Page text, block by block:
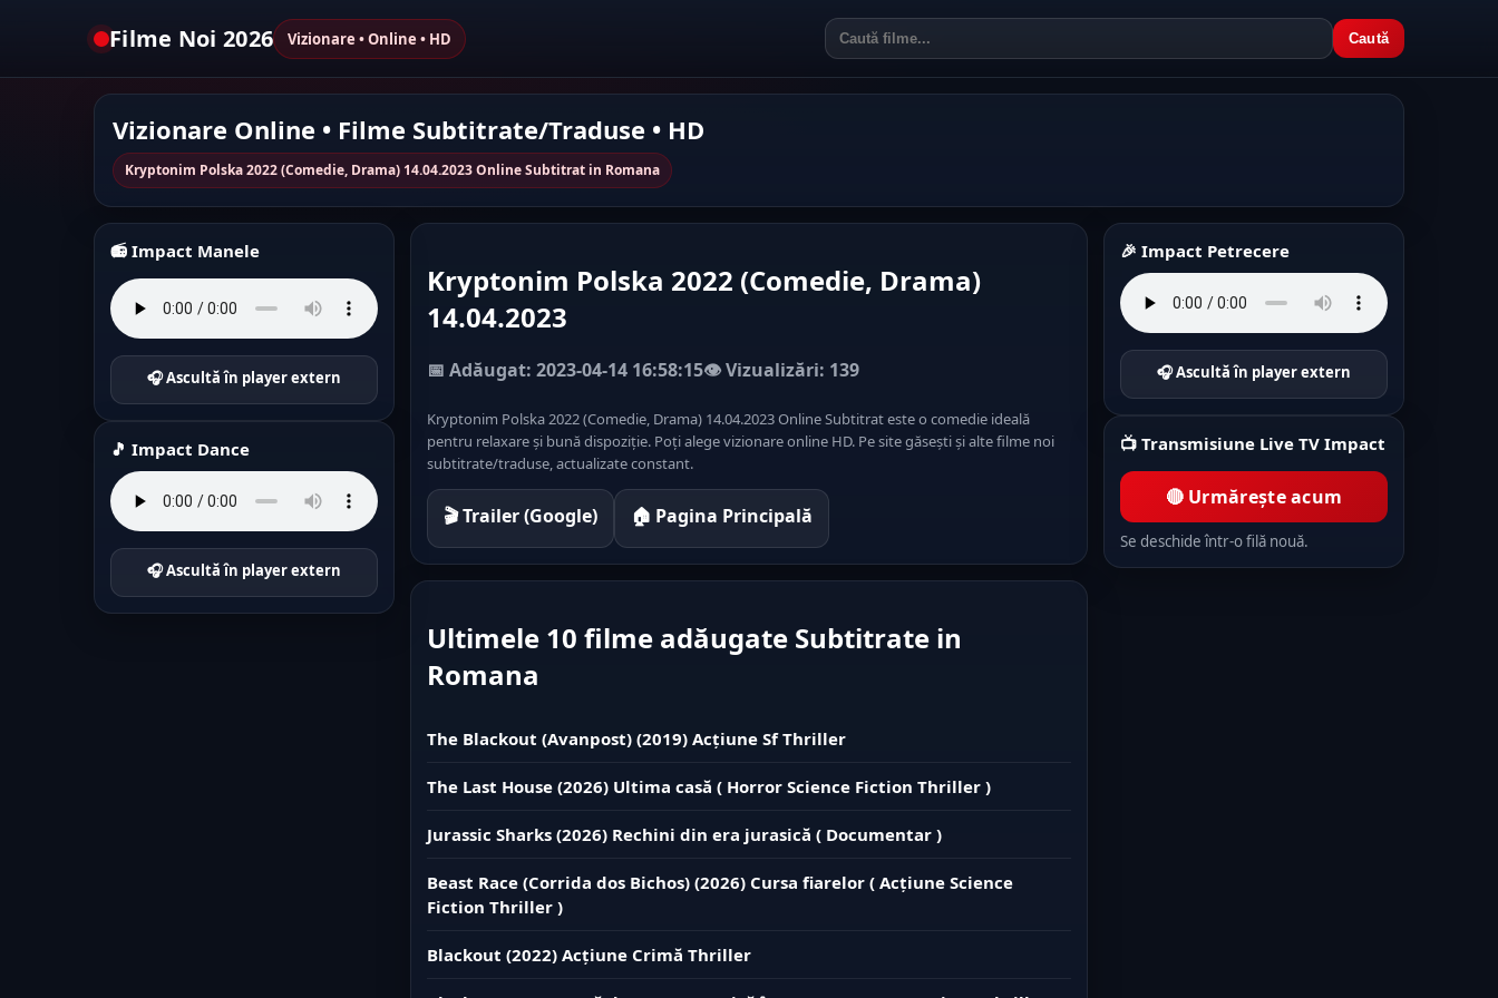
Filme Noi 2026 Vizionare • Online • HD Caută
Vizionare Online • Filme Subtitrate/Traduse • HD
Kryptonim Polska 2022 (Comedie, Drama) 14.04.2023 Online Subtitrat in Romana
📻 Impact Manele
🎧 Ascultă în player extern
🎵 Impact Dance
🎧 Ascultă în player extern
Kryptonim Polska 2022 (Comedie, Drama)
14.04.2023
📅 Adăugat: 2023-04-14 16:58:15👁️ Vizualizări: 139
Kryptonim Polska 2022 (Comedie, Drama) 14.04.2023 Online Subtitrat este o comedie ideală
pentru relaxare și bună dispoziție. Poți alege vizionare online HD. Pe site găsești și alte filme noi
subtitrate/traduse, actualizate constant.
🎬 Trailer (Google) 🏠 Pagina Principală
Ultimele 10 filme adăugate Subtitrate in
Romana
The Blackout (Avanpost) (2019) Acțiune Sf Thriller
The Last House (2026) Ultima casă ( Horror Science Fiction Thriller )
Jurassic Sharks (2026) Rechini din era jurasică ( Documentar )
Beast Race (Corrida dos Bichos) (2026) Cursa fiarelor ( Acțiune Science
Fiction Thriller )
Blackout (2022) Acțiune Crimă Thriller
🎉 Impact Petrecere
🎧 Ascultă în player extern
📺 Transmisiune Live TV Impact
🔴 Urmărește acum
Se deschide într-o filă nouă.